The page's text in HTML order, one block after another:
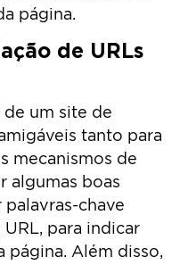
página.
de URLs
de um site de
tanto para
mecanismos de
algumas boas
palavras-chave
para indicar
página. Além disso,